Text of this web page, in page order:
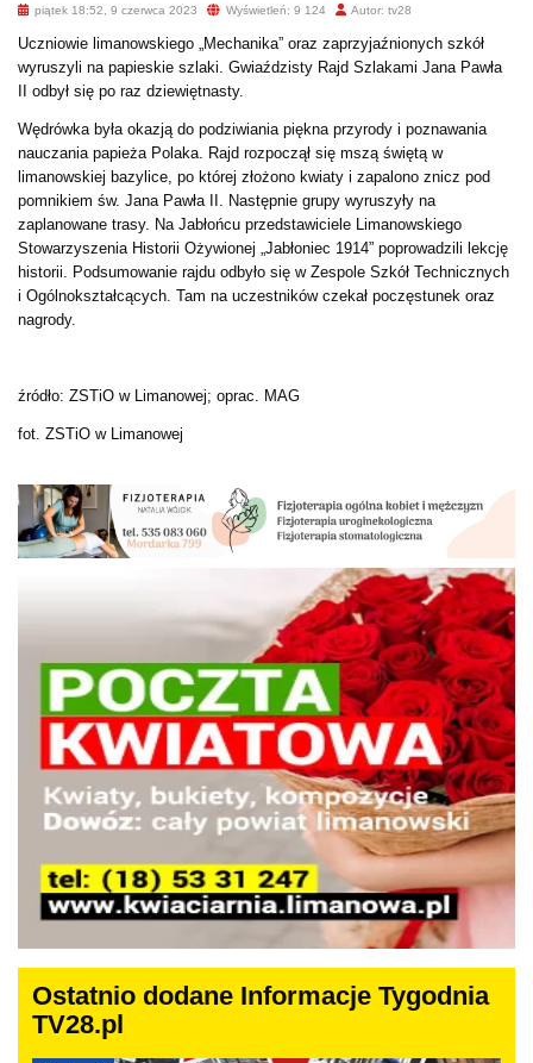
piątek 18:52, 9 czerwca 2023 Wyświetleń: 9 124 Autor: tv28
Uczniowie limanowskiego „Mechanika” oraz zaprzyjaźnionych szkół
wyruszyli na papieskie szlaki. Gwiaździsty Rajd Szlakami Jana Pawła
II odbył się po raz dziewiętnasty.
Wędrówka była okazją do podziwiania piękna przyrody i poznawania
nauczania papieża Polaka. Rajd rozpoczął się mszą świętą w
limanowskiej bazylice, po której złożono kwiaty i zapalono znicz pod
pomnikiem św. Jana Pawła II. Następnie grupy wyruszyły na
zaplanowane trasy. Na Jabłońcu przedstawiciele Limanowskiego
Stowarzyszenia Historii Ożywionej „Jabłoniec 1914” poprowadzili lekcję
historii. Podsumowanie rajdu odbyło się w Zespole Szkół Technicznych
i Ogólnokształcących. Tam na uczestników czekał poczęstunek oraz
nagrody.
źródło: ZSTiO w Limanowej; oprac. MAG
fot. ZSTiO w Limanowej
Ostatnio dodane Informacje Tygodnia
TV28.pl